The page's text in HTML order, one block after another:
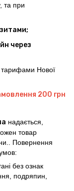
та при
через
тарифами Нової
200 грн
надається,
товар
Повернення
без ознак
подряпин,